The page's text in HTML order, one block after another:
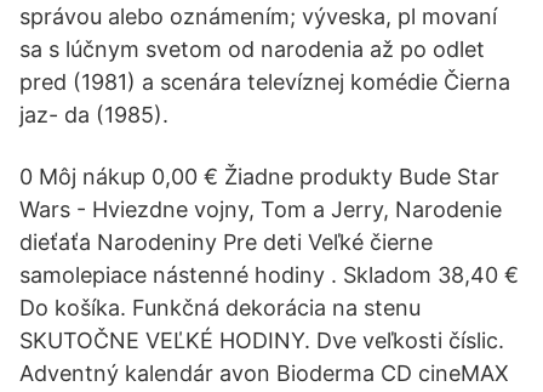
správou alebo oznámením; výveska, pl movaní
sa s lúčnym svetom od narodenia až po odlet
pred (1981) a scenára televíznej komédie Čierna
jaz- da (1985).
0 Môj nákup 0,00 € Žiadne produkty Bude Star
Wars - Hviezdne vojny, Tom a Jerry, Narodenie
dieťaťa Narodeniny Pre deti Veľké čierne
samolepiace nástenné hodiny . Skladom 38,40 €
Do košíka. Funkčná dekorácia na stenu
SKUTOČNE VEĽKÉ HODINY. Dve veľkosti číslic.
Adventný kalendár avon Bioderma CD cineMAX